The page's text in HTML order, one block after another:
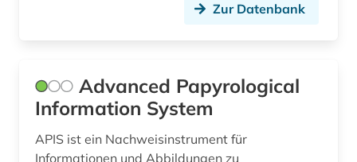
geschichte 1300-1600 (2)
geschichte 1450-1912 (1)
Zur Datenbank
Advanced Papyrological
Information System
APIS ist ein Nachweisinstrument für
Informationen und Abbildungen zu